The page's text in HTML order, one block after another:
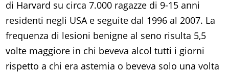
di Harvard su circa 7.000 ragazze di 9-15 anni
residenti negli USA e seguite dal 1996 al 2007. La
frequenza di lesioni benigne al seno risulta 5,5
volte maggiore in chi beveva alcol tutti i giorni
rispetto a chi era astemia o beveva solo una volta